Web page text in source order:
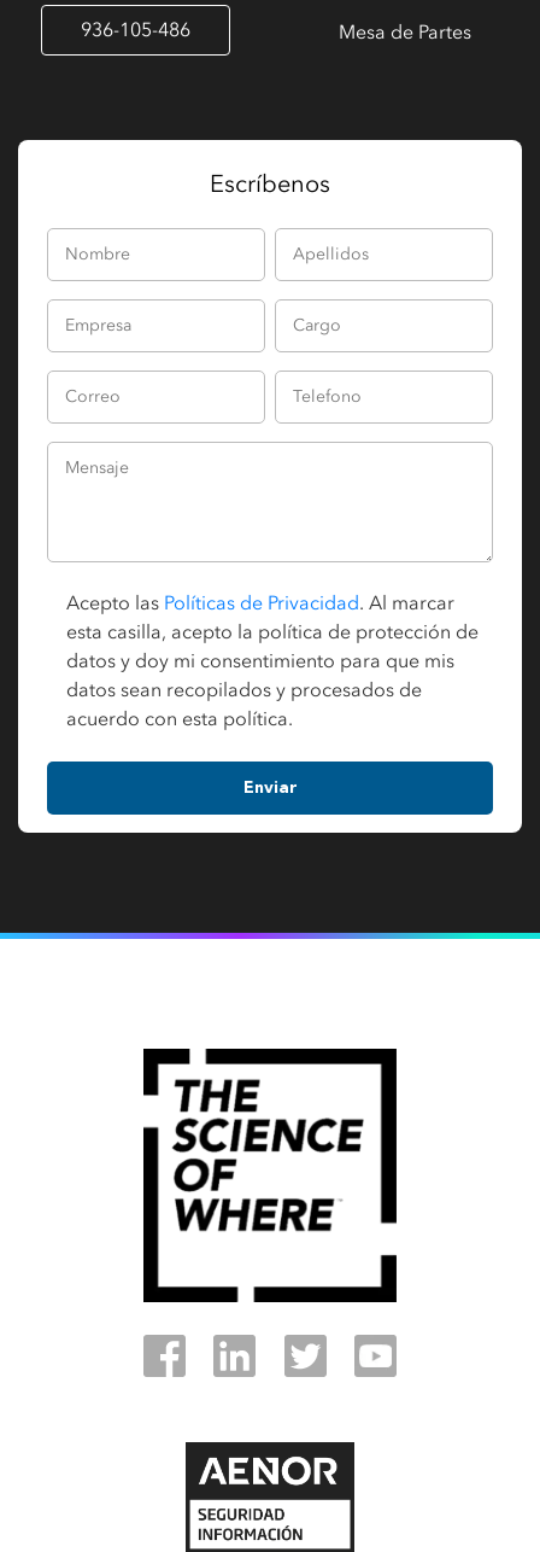
936-105-486 Mesa de Partes
Escríbenos
Acepto las Políticas de Privacidad. Al marcar
esta casilla, acepto la política de protección de
datos y doy mi consentimiento para que mis
datos sean recopilados y procesados de
acuerdo con esta política.